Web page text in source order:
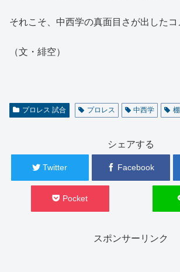
それこそ、中西学の真面目さが出したコ
（文・緋空）
プロレス 試合 プロレス 中西学
シェアする
Twitter Facebook
Pocket
スポンサーリンク